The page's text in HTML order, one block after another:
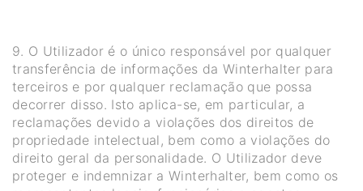
9. O Utilizador é o único responsável por qualquer
transferência de informações da Winterhalter para
terceiros e por qualquer reclamação que possa
decorrer disso. Isto aplica-se, em particular, a
reclamações devido a violações dos direitos de
propriedade intelectual, bem como a violações do
direito geral da personalidade. O Utilizador deve
proteger e indemnizar a Winterhalter, bem como os